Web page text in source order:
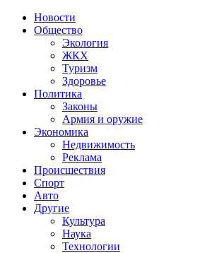
Новости
Общество
Экология
ЖКХ
Туризм
Здоровье
Политика
Законы
Армия и оружие
Экономика
Недвижимость
Реклама
Происшествия
Спорт
Авто
Другие
Культура
Наука
Технологии